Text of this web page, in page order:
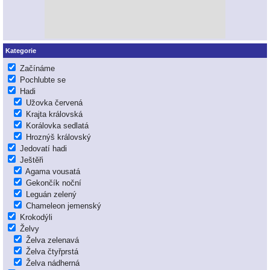
Kategorie
Začínáme
Pochlubte se
Hadi
Užovka červená
Krajta královská
Korálovka sedlatá
Hroznýš královský
Jedovatí hadi
Ještěři
Agama vousatá
Gekončík noční
Leguán zelený
Chameleon jemenský
Krokodýli
Želvy
Želva zelenavá
Želva čtyřprstá
Želva nádherná